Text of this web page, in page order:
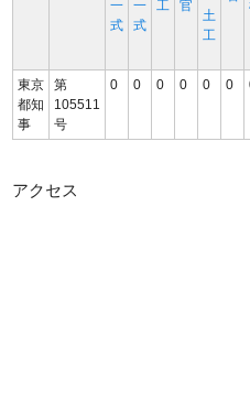
一
式
一
式
工
官
土
工
東京
都知
事
第
105511
号
0 0 0 0 0 0
アクセス